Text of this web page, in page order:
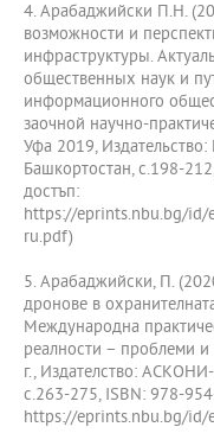
4. Арабаджийски П.Н.
возможности и
инфраструктуры.
общественных наук и
информационного
заочной научно-
Уфа 2019,
Башкортостан, с.198-
достъп:
https://eprints.nbu.bg/id/
ru.pdf)
5. Арабаджийски, П.
дронове в
Международна
реалности – проблеми
г., Издателство:
с.263-275, ISBN: 978-
https://eprints.nbu.bg/